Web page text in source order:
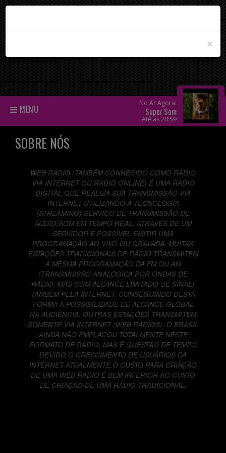
MENU
No Ar Agora:
Super Som
Até as 20:59
SOBRE NÓS
WEB RÁDIO (TAMBÉM CONHECIDO COMO RÁDIO
VIA INTERNET OU RÁDIO ONLINE) É UMA RADIO
DIGITAL QUE REALIZA SUA TRANSMISSÃO VIA
INTERNET UTILIZANDO A TECNOLOGIA
(STREAMING) SERVIÇO DE TRANSMISSÃO DE
ÁUDIO/SOM EM TEMPO REAL, ATRAVÉS DE UM
SERVIDOR É POSSÍVEL EMITIR UMA
PROGRAMAÇÃO AO VIVO OU GRAVADA. MUITAS
ESTAÇÕES TRADICIONAIS DE RÁDIO TRANSMITEM
A MESMA PROGRAMAÇÃO DA FM OU AM
(TRANSMISSÃO ANALÓGICA POR ONDAS DE
RÁDIO, MAS COM ALCANCE LIMITADO DE SINAL)
TAMBÉM PELA INTERNET, CONSEGUINDO DESTA
FORMA A POSSIBILIDADE DE ALCANCE GLOBAL
NA AUDIÊNCIA. OUTRAS ESTAÇÕES TRANSMITEM
SOMENTE VIA INTERNET (WEB RÁDIOS). O BRASIL
AINDA NÃO EMPLACOU TOTALMENTE NESTE
FORMATO DE RÁDIO, MAS É QUESTÃO DE TEMPO
DEVIDO O CRESCIMENTO DE USUÁRIOS DA
INTERNET ATUALMENTE.O CUSTO PARA CRIAÇÃO
DE UMA WEB RÁDIO É BEM INFERIOR AO CUSTO
DE CRIAÇÃO DE UMA RÁDIO TRADICIONAL.
×